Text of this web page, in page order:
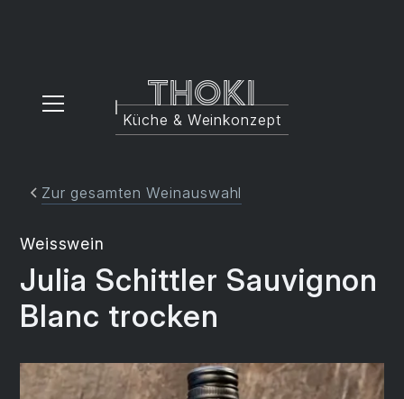
Thoki
Küche & Weinkonzept
Zur gesamten Weinauswahl
Weisswein
Julia Schittler Sauvignon
Blanc trocken